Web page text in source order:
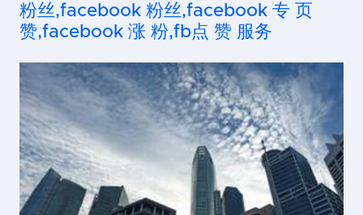
粉丝,facebook 粉丝,facebook 专 页
赞,facebook 涨 粉,fb点 赞 服务